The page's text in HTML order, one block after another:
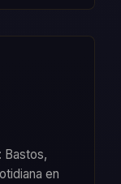
Bastos,
en